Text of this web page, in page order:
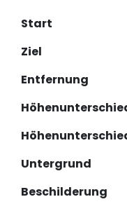
Start
Ziel
Entfernung
Untergrund
Beschilderung